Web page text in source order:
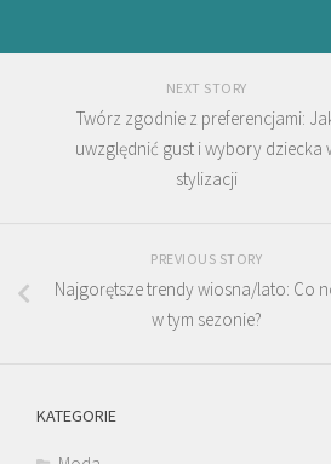
NEXT STORY
Twórz zgodnie z preferencjami:
uwzględnić gust i wybory dziecka
stylizacji
PREVIOUS STORY
Najgorętsze trendy wiosna/lato: Co
w tym sezonie?
KATEGORIE